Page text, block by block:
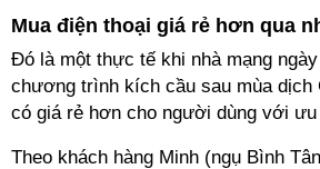
Mua điện thoại giá rẻ hơn qua
Đó là một thực tế khi nhà mạng
chương trình kích cầu sau mùa dịch
có giá rẻ hơn cho người dùng với
Theo khách hàng Minh (ngụ Bình